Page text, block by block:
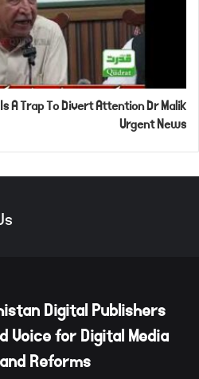
A Trap To Divert Attention Dr Malik
Urgent News
Digital Publishers
Voice for Digital Media
Reforms